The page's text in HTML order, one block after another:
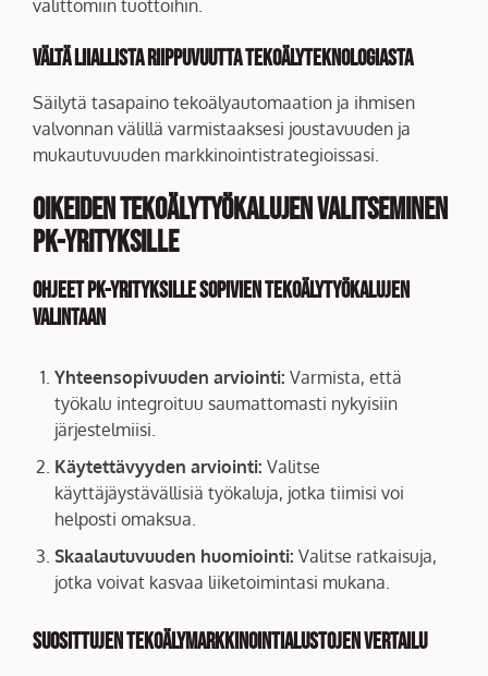
välittömiin tuottoihin.
Vältä liiallista riippuvuutta tekoälyteknologiasta
Säilytä tasapaino tekoälyautomaation ja ihmisen
valvonnan välillä varmistaaksesi joustavuuden ja
mukautuvuuden markkinointistrategioissasi.
Oikeiden tekoälytyökalujen valitseminen
pk-yrityksille
Ohjeet pk-yrityksille sopivien tekoälytyökalujen
valintaan
Yhteensopivuuden arviointi: Varmista, että
työkalu integroituu saumattomasti nykyisiin
järjestelmiisi.
Käytettävyyden arviointi: Valitse
käyttäjäystävällisiä työkaluja, jotka tiimisi voi
helposti omaksua.
Skaalautuvuuden huomiointi: Valitse ratkaisuja,
jotka voivat kasvaa liiketoimintasi mukana.
Suosittujen tekoälymarkkinointialustojen vertailu